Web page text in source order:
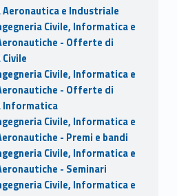
Aeronautica e Industriale
Civile, Informatica e
- Offerte di
Civile, Informatica e
- Offerte di
Informatica
Civile, Informatica e
- Premi e bandi
Civile, Informatica e
- Seminari
Civile, Informatica e